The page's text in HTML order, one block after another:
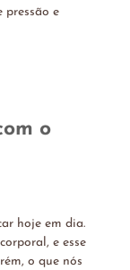
pressão e
o
hoje em dia.
e esse
o que nós